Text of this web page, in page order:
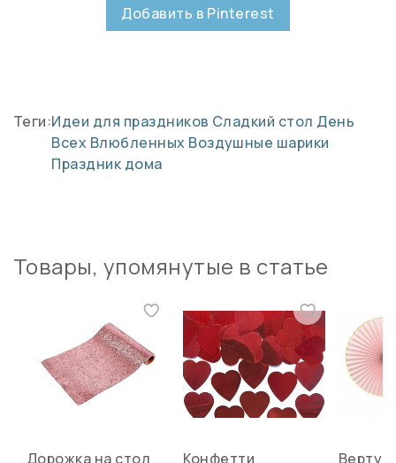
Добавить в Pinterest
Теги:Идеи для праздников Сладкий стол День
Всех Влюбленных Воздушные шарики
Праздник дома
Товары, упомянутые в статье
Дорожка на стол
Конфетти